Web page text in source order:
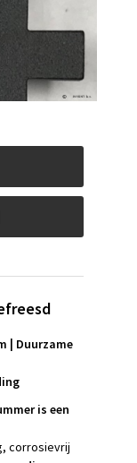
| Duurzame
is een
corrosievrij